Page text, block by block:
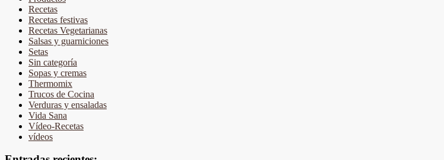
Recetas
Recetas festivas
Recetas Vegetarianas
Salsas y guarniciones
Setas
Sin categoría
Sopas y cremas
Thermomix
Trucos de Cocina
Verduras y ensaladas
Vida Sana
Vídeo-Recetas
vídeos